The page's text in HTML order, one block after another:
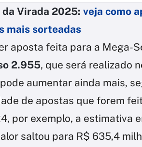
da Virada 2025: veja como
mais sorteadas
aposta feita para a Mega-
2.955, que será realizado
aumentar ainda mais,
de apostas que forem
por exemplo, a estimativa
saltou para R$ 635,4